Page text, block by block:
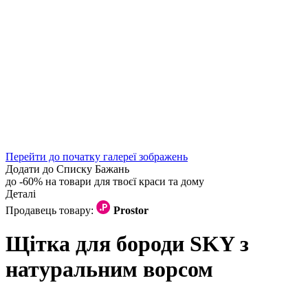
Перейти до початку галереї зображень
Додати до Списку Бажань
до -60% на товари для твоєї краси та дому
Деталі
Продавець товару:
Prostor
Щітка для бороди SKY з
натуральним ворсом